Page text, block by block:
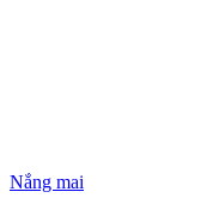
Nắng mai